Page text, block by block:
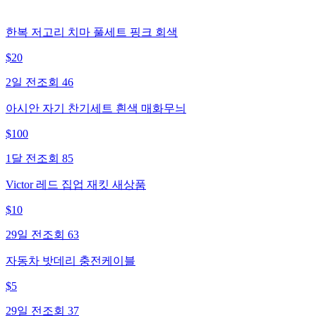
한복 저고리 치마 풀세트 핑크 회색
$20
2일 전 조회 46
아시안 자기 찬기세트 흰색 매화무늬
$100
1달 전 조회 85
Victor 레드 집업 재킷 새상품
$10
29일 전 조회 63
자동차 밧데리 충전케이블
$5
29일 전 조회 37